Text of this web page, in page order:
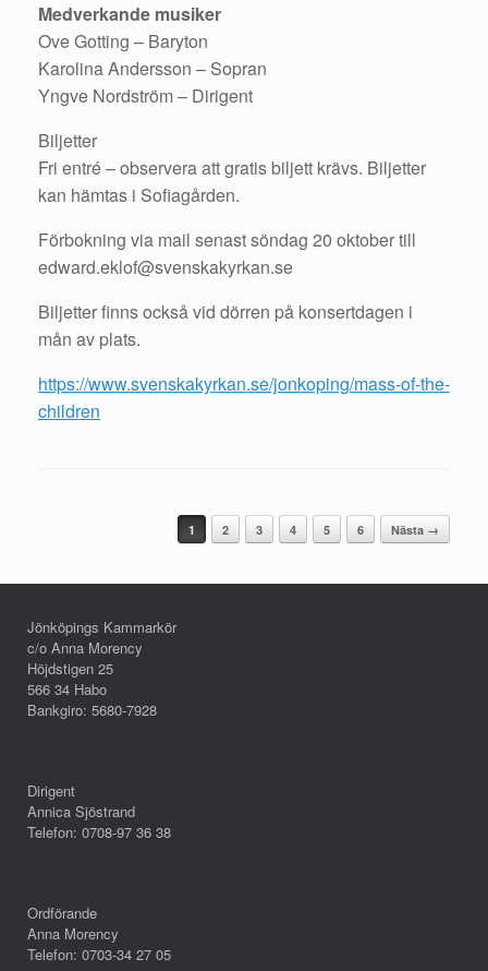
Medverkande musiker
Ove Gotting – Baryton
Karolina Andersson – Sopran
Yngve Nordström – Dirigent
Biljetter
Fri entré – observera att gratis biljett krävs. Biljetter
kan hämtas i Sofiagården.
Förbokning via mail senast söndag 20 oktober till
edward.eklof@svenskakyrkan.se
Biljetter finns också vid dörren på konsertdagen i
mån av plats.
https://www.svenskakyrkan.se/jonkoping/mass-of-the-
children
1 2 3 4 5 6 Nästa →
Jönköpings Kammarkör
c/o Anna Morency
Höjdstigen 25
566 34 Habo
Bankgiro: 5680-7928
Dirigent
Annica Sjöstrand
Telefon: 0708-97 36 38
Ordförande
Anna Morency
Telefon: 0703-34 27 05